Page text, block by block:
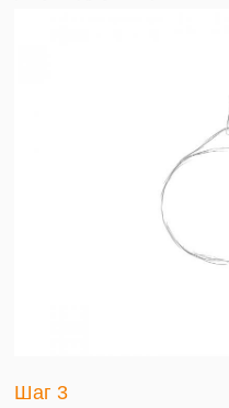
Шаг 3